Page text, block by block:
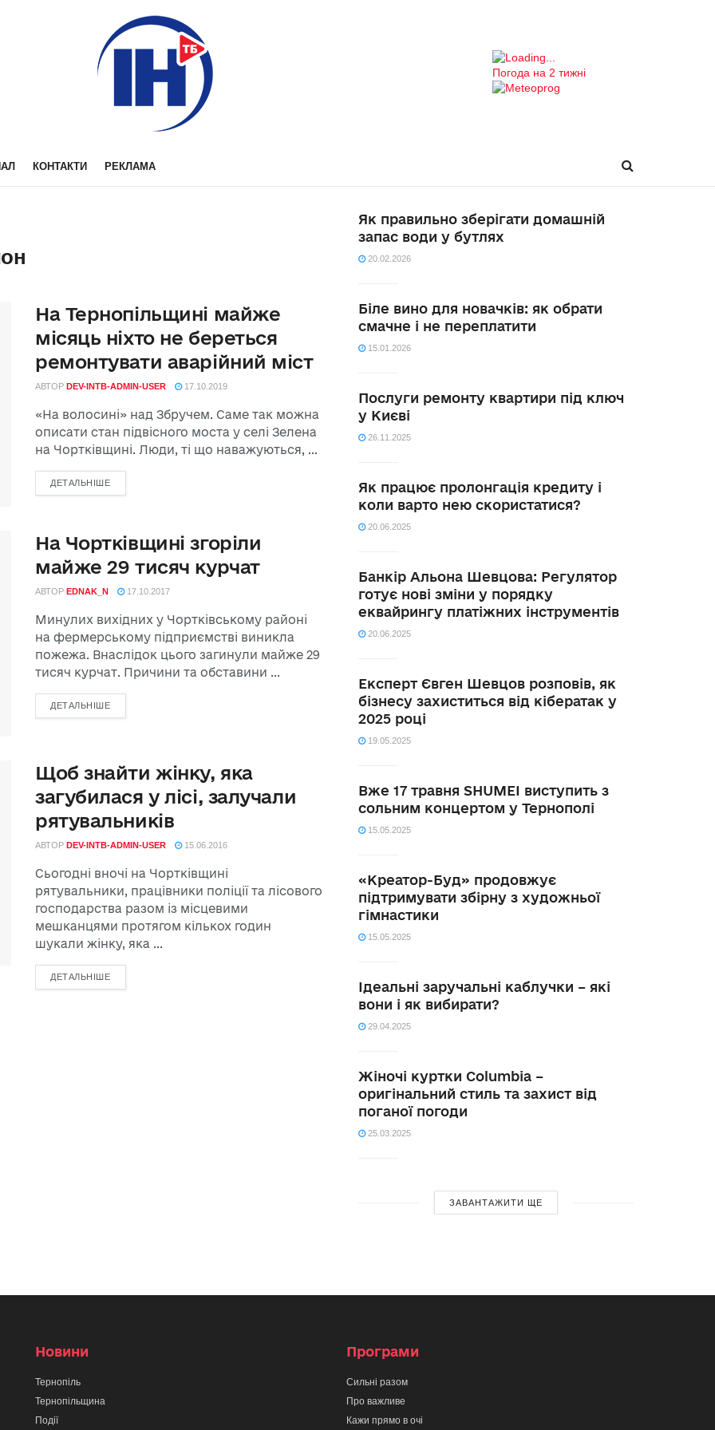
Погода на 2 тижні
КОНТАКТИ РЕКЛАМА
На Тернопільщині майже
місяць ніхто не береться
ремонтувати аварійний міст
АВТОР DEV-INTB-ADMIN-USER 17.10.2019
«На волосині» над Збручем. Саме так можна
описати стан підвісного моста у селі Зелена
на Чортківщині. Люди, ті що наважуються, ...
ДЕТАЛЬНІШЕ
На Чортківщині згоріли
майже 29 тисяч курчат
АВТОР EDNAK_N 17.10.2017
Минулих вихідних у Чортківському районі
на фермерському підприємстві виникла
пожежа. Внаслідок цього загинули майже 29
тисяч курчат. Причини та обставини ...
ДЕТАЛЬНІШЕ
Щоб знайти жінку, яка
загубилася у лісі, залучали
рятувальників
АВТОР DEV-INTB-ADMIN-USER 15.06.2016
Сьогодні вночі на Чортківщині
рятувальники, працівники поліції та лісового
господарства разом із місцевими
мешканцями протягом кількох годин
шукали жінку, яка ...
ДЕТАЛЬНІШЕ
Як правильно зберігати домашній
запас води у бутлях
20.02.2026
Біле вино для новачків: як обрати
смачне і не переплатити
15.01.2026
Послуги ремонту квартири під ключ
у Києві
26.11.2025
Як працює пролонгація кредиту і
коли варто нею скористатися?
20.06.2025
Банкір Альона Шевцова: Регулятор
готує нові зміни у порядку
еквайрингу платіжних інструментів
20.06.2025
Експерт Євген Шевцов розповів, як
бізнесу захиститься від кібератак у
2025 році
19.05.2025
Вже 17 травня SHUMEI виступить з
сольним концертом у Тернополі
15.05.2025
«Креатор-Буд» продовжує
підтримувати збірну з художньої
гімнастики
15.05.2025
Ідеальні заручальні каблучки – які
вони і як вибирати?
29.04.2025
Жіночі куртки Columbia –
оригінальний стиль та захист від
поганої погоди
25.03.2025
ЗАВАНТАЖИТИ ЩЕ
Новини
Тернопіль
Тернопільщина
Події
Програми
Сильні разом
Про важливе
Кажи прямо в очі